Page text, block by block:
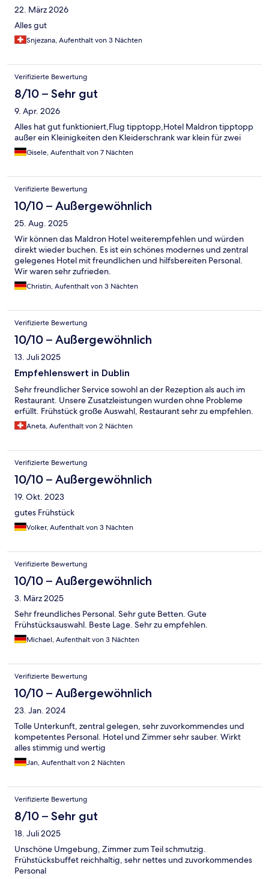
22. März 2026
Alles gut
Snjezana, Aufenthalt von 3 Nächten
Verifizierte Bewertung
8/10 – Sehr gut
9. Apr. 2026
Alles hat gut funktioniert,Flug tipptopp,Hotel Maldron tipptopp
außer ein Kleinigkeiten den Kleiderschrank war klein für zwei
Gisele, Aufenthalt von 7 Nächten
Verifizierte Bewertung
10/10 – Außergewöhnlich
25. Aug. 2025
Wir können das Maldron Hotel weiterempfehlen und würden
direkt wieder buchen. Es ist ein schönes modernes und zentral
gelegenes Hotel mit freundlichen und hilfsbereiten Personal.
Wir waren sehr zufrieden.
Christin, Aufenthalt von 3 Nächten
Verifizierte Bewertung
10/10 – Außergewöhnlich
13. Juli 2025
Empfehlenswert in Dublin
Sehr freundlicher Service sowohl an der Rezeption als auch im
Restaurant. Unsere Zusatzleistungen wurden ohne Probleme
erfüllt. Frühstück große Auswahl, Restaurant sehr zu empfehlen.
Aneta, Aufenthalt von 2 Nächten
Verifizierte Bewertung
10/10 – Außergewöhnlich
19. Okt. 2023
gutes Frühstück
Volker, Aufenthalt von 3 Nächten
Verifizierte Bewertung
10/10 – Außergewöhnlich
3. März 2025
Sehr freundliches Personal. Sehr gute Betten. Gute
Frühstücksauswahl. Beste Lage. Sehr zu empfehlen.
Michael, Aufenthalt von 3 Nächten
Verifizierte Bewertung
10/10 – Außergewöhnlich
23. Jan. 2024
Tolle Unterkunft, zentral gelegen, sehr zuvorkommendes und
kompetentes Personal. Hotel und Zimmer sehr sauber. Wirkt
alles stimmig und wertig
Jan, Aufenthalt von 2 Nächten
Verifizierte Bewertung
8/10 – Sehr gut
18. Juli 2025
Unschöne Umgebung, Zimmer zum Teil schmutzig.
Frühstücksbuffet reichhaltig, sehr nettes und zuvorkommendes
Personal